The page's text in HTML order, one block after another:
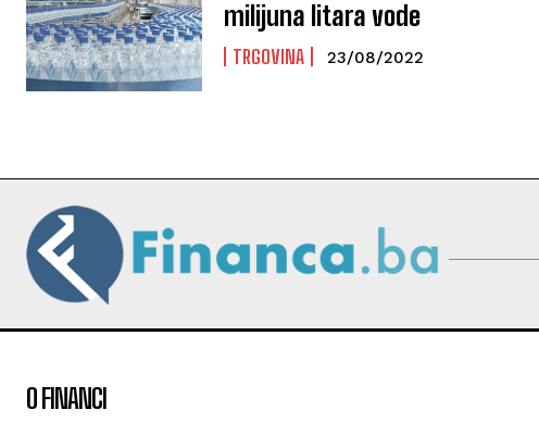
milijuna litara vode
TRGOVINA 23/08/2022
O FINANCI